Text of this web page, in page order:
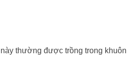
thường được trồng trong khuôn